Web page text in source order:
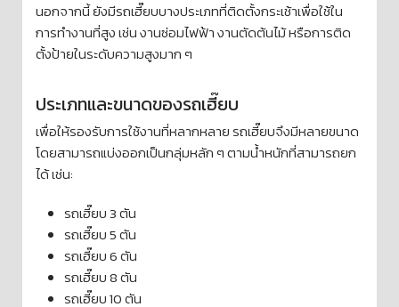
นอกจากนี้ ยังมีรถเฮี๊ยบบางประเภทที่ติดตั้งกระเช้าเพื่อใช้ใน
การทำงานที่สูง เช่น งานซ่อมไฟฟ้า งานตัดต้นไม้ หรือการติด
ตั้งป้ายในระดับความสูงมาก ๆ
ประเภทและขนาดของรถเฮี๊ยบ
เพื่อให้รองรับการใช้งานที่หลากหลาย รถเฮี๊ยบจึงมีหลายขนาด
โดยสามารถแบ่งออกเป็นกลุ่มหลัก ๆ ตามน้ำหนักที่สามารถยก
ได้ เช่น:
รถเฮี๊ยบ 3 ตัน
รถเฮี๊ยบ 5 ตัน
รถเฮี๊ยบ 6 ตัน
รถเฮี๊ยบ 8 ตัน
รถเฮี๊ยบ 10 ตัน